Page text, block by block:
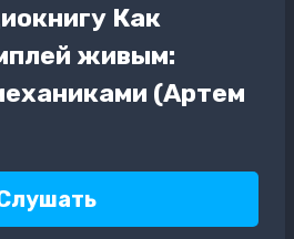
Как
живым:
(Артем